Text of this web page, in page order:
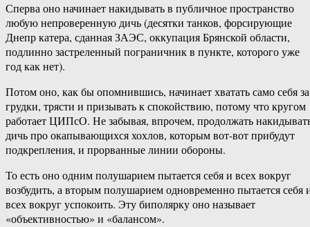
Сперва оно начинает накидывать в публичное пространство
любую непроверенную дичь (десятки танков, форсирующие
Днепр катера, сданная ЗАЭС, оккупация Брянской области,
подлинно застреленный пограничник в пункте, которого уже
год как нет).
Потом оно, как бы опомнившись, начинает хватать само себя за
грудки, трясти и призывать к спокойствию, потому что кругом
работает ЦИПсО. Не забывая, впрочем, продолжать
дичь про окапывающихся хохлов, которым вот-вот прибудут
подкрепления, и прорванные линии обороны.
То есть оно одним полушарием пытается себя и всех вокруг
возбудить, а вторым полушарием одновременно пытается себя
всех вокруг успокоить. Эту биполярку оно называет
«объективностью» и «балансом».